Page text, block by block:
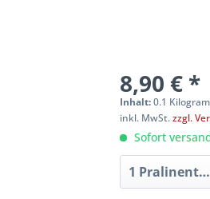
8,90 € *
Inhalt:0.1
inkl. MwSt.zzgl.
Sofort